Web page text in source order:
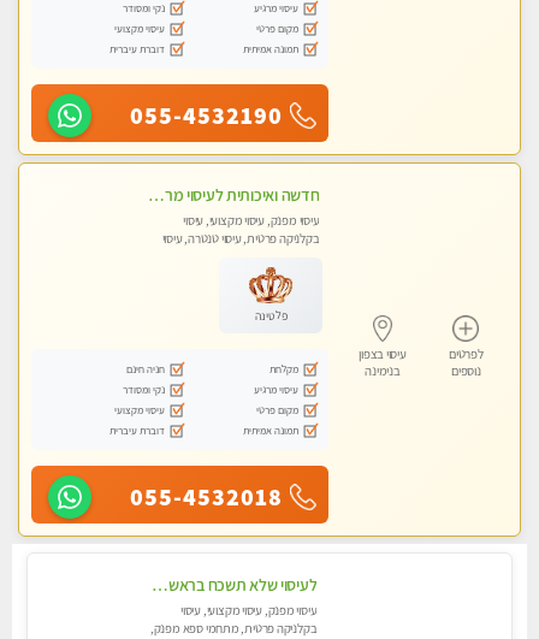
עיסוי מרגיע
נקי ומסודר
מקום פרטי
עיסוי מקצועי
תמונה אמיתית
דוברת עיברית
055-4532190
לפרטים
נוספים
עיסוי בצפון
בנימינה
חדשה ואיכותית לעיסוי מרגיע ומפנק VIP-מומלץ לחלוטין! פרטי! ​​​​​​ Highly recommended
עיסוי מפנק, עיסוי מקצועי, עיסוי
בקלניקה פרטית, עיסוי טנטרה, עיסוי
פלטינה
מקלחת
חניה חינם
עיסוי מרגיע
נקי ומסודר
מקום פרטי
עיסוי מקצועי
תמונה אמיתית
דוברת עיברית
055-4532018
לעיסוי שלא תשכח בראשון לציון
עיסוי מפנק, עיסוי מקצועי, עיסוי
בקלניקה פרטית, מתחמי ספא מפנק,